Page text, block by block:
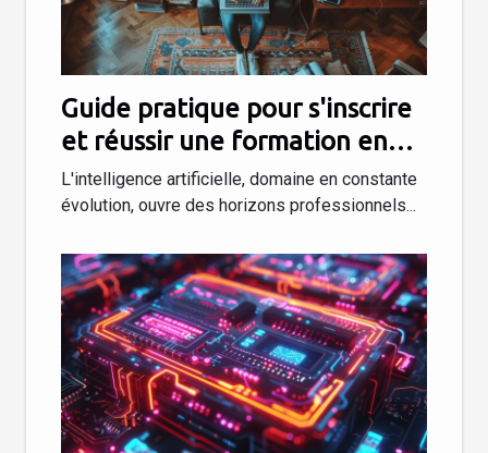
Guide pratique pour s'inscrire
et réussir une formation en
intelligence artificielle
L'intelligence artificielle, domaine en constante
évolution, ouvre des horizons professionnels...